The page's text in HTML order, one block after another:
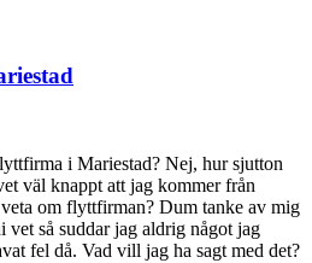
i Mariestad? Nej, hur sjutton
väl knappt att jag kommer från
om flyttfirman? Dum tanke av mig
vet så suddar jag aldrig något jag
fel då. Vad vill jag ha sagt med det?